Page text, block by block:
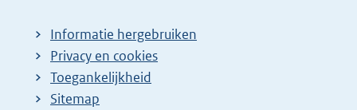
Informatie hergebruiken
Privacy en cookies
Toegankelijkheid
Sitemap